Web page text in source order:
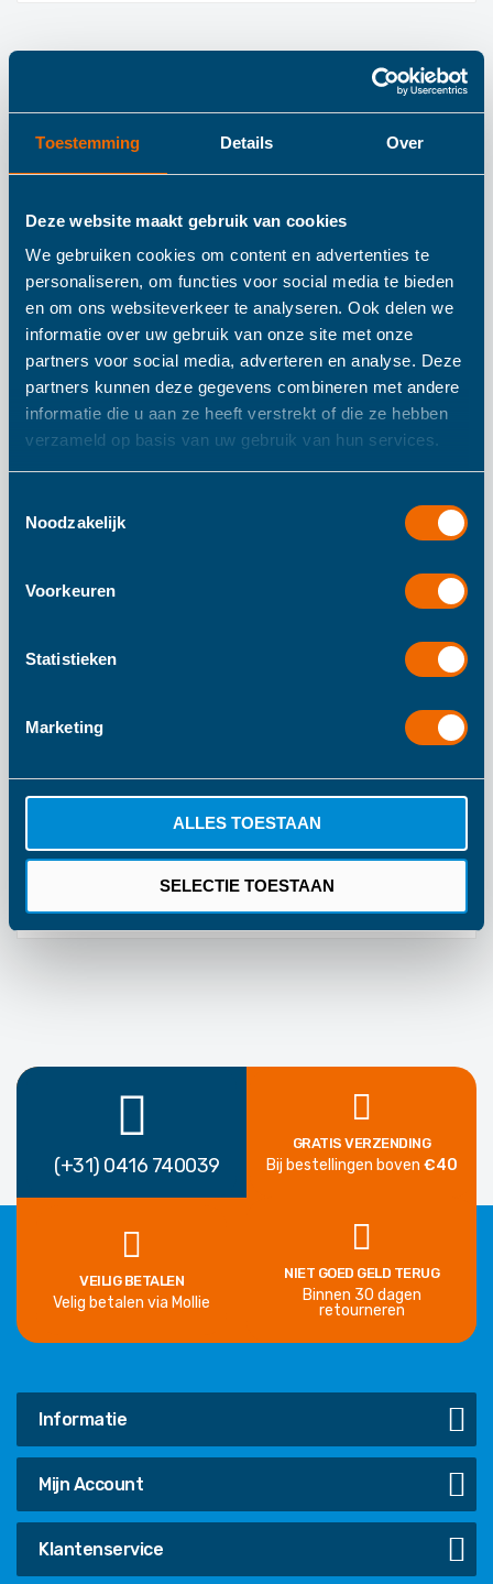
Toestemming Details Over
Deze website maakt gebruik van cookies
We gebruiken cookies om content en advertenties te
personaliseren, om functies voor social media te bieden
en om ons websiteverkeer te analyseren. Ook delen we
informatie over uw gebruik van onze site met onze
partners voor social media, adverteren en analyse. Deze
partners kunnen deze gegevens combineren met andere
informatie die u aan ze heeft verstrekt of die ze hebben
verzameld op basis van uw gebruik van hun services.
Noodzakelijk
Voorkeuren
Statistieken
Marketing
ALLES TOESTAAN
SELECTIE TOESTAAN
Eureka Puzzelboek
Insecten
Kijk en zie eerst de meest verbazingwekkende beelden en
leer allerlei leuke weetjes over de insecten op deze
planeet. Het plezier houdt daar niet op!: Elk boek bevat
een stapel kleurpagina's met een thema voor urenlang
'puzzelboek' zijn? Kleur de platen voordat u ze in elkaar
Bevat een boek, 4x 3D insectenpuzzel, kleurplaten en een
Meer
(+31) 0416 740039
GRATIS VERZENDING
Bij bestellingen boven €40
VEILIG BETALEN
Velig betalen via Mollie
NIET GOED GELD TERUG
Binnen 30 dagen
retourneren
Informatie
Mijn Account
Klantenservice